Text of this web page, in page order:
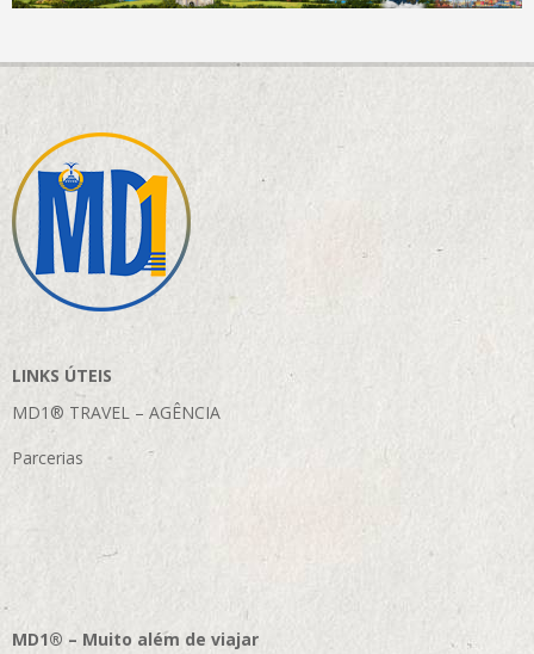
LINKS ÚTEIS
MD1® TRAVEL – AGÊNCIA
Parcerias
MD1® – Muito além de viajar